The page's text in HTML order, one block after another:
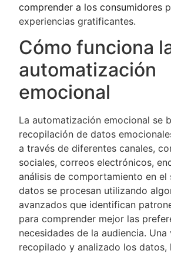
comprender a los consumidores
experiencias gratificantes.
Cómo funciona
automatización
emocional
La automatización emocional se
recopilación de datos
a través de diferentes canales,
sociales, correos electrónicos,
análisis de comportamiento en el
datos se procesan utilizando
avanzados que identifican
para comprender mejor las
necesidades de la audiencia. Una
recopilado y analizado los datos,